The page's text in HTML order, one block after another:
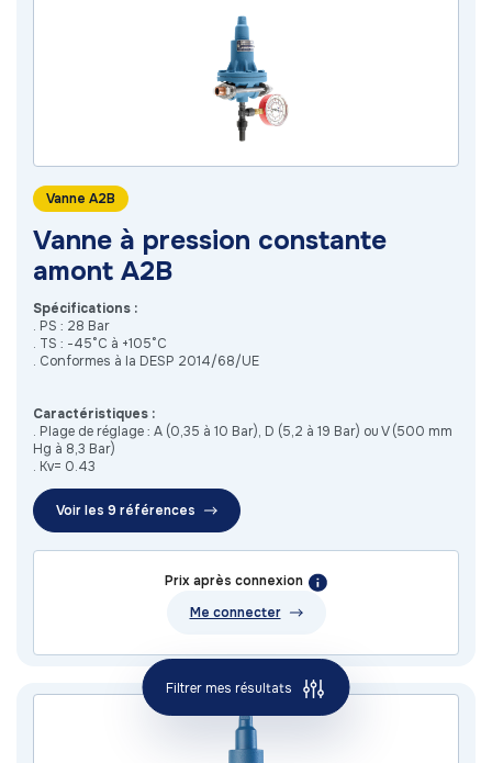
Vanne A2B
Vanne à pression constante
amont A2B
Spécifications :
. PS : 28 Bar
. TS : -45°C à +105°C
. Conformes à la DESP 2014/68/UE
Caractéristiques :
. Plage de réglage : A (0,35 à 10 Bar), D (5,2 à 19 Bar) ou V (500 mm
Hg à 8,3 Bar)
. Kv= 0.43
Voir les 9 références
Prix après connexion
Me connecter
Filtrer mes résultats